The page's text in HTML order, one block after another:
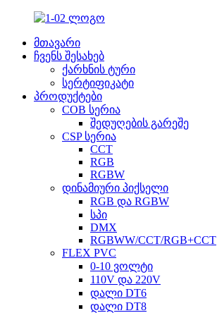
მთავარი
ჩვენს შესახებ
ქარხნის ტური
სერტიფიკატი
პროდუქტები
COB სერია
შედუღების გარეშე
CSP სერია
CCT
RGB
RGBW
დინამიური პიქსელი
RGB და RGBW
სპი
DMX
RGBWW/CCT/RGB+CCT
FLEX PVC
0-10 ვოლტი
110V და 220V
დალი DT6
დალი DT8